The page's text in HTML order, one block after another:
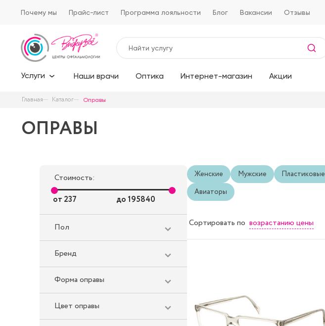
Почему мы Прайс-лист Программа лояльности Блог Вакансии Отзывы
Услуги Наши врачи Оптика Интернет-магазин Акции
Главная Каталог Оправы
ОПРАВЫ
Стоимость:
от 237 до195840
Пол
Бренд
Форма оправы
Цвет оправы
Женские Мужские Пластиковые
Авиаторы
Сортировать по возрастанию цены